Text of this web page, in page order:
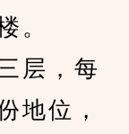
。
层，每
地位，